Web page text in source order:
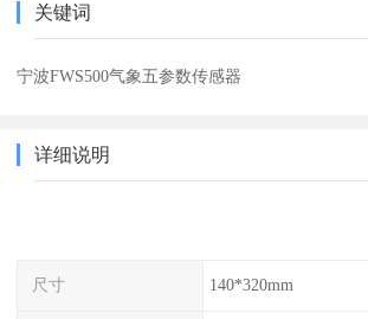
关键词
宁波FWS500气象五参数传感器
详细说明
尺寸 140*320mm